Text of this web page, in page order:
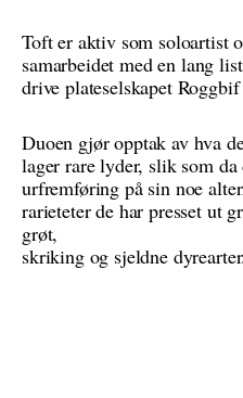
Toft er aktiv som soloartist
samarbeidet med en lang
drive plateselskapet Roggbif
Duoen gjør opptak av hva
lager rare lyder, slik som
urfremføring på sin noe
rarieteter de har presset ut
grøt,
skriking og sjeldne dyrearter.